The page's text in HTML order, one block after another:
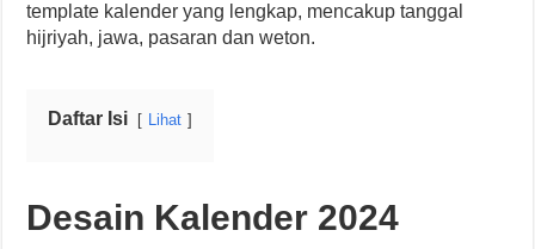
template kalender yang lengkap, mencakup tanggal
hijriyah, jawa, pasaran dan weton.
Daftar Isi Lihat
Desain Kalender 2024